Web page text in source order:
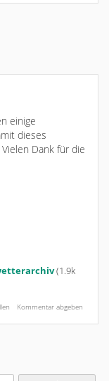
einige
dieses
Dank für die
(1.9k